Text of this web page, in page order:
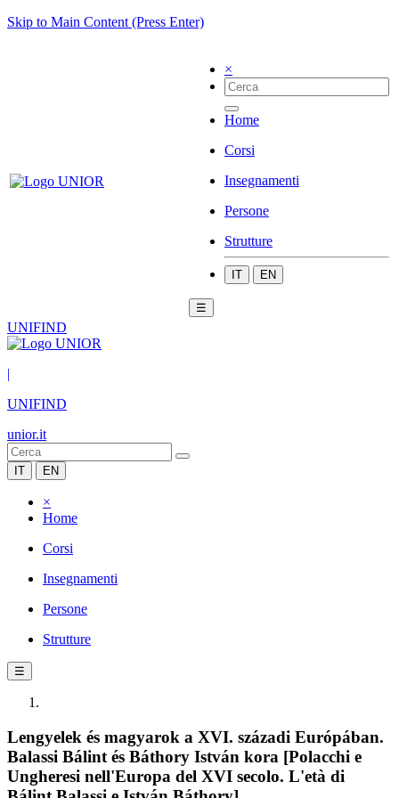
Skip to Main Content (Press Enter)
×
Home
Corsi
Insegnamenti
Persone
Strutture
IT EN
☰
UNIFIND
|
UNIFIND
unior.it
IT EN
×
Home
Corsi
Insegnamenti
Persone
Strutture
☰
Lengyelek és magyarok a XVI. századi Európában.
Balassi Bálint és Báthory István kora [Polacchi e
Ungheresi nell'Europa del XVI secolo. L'età di